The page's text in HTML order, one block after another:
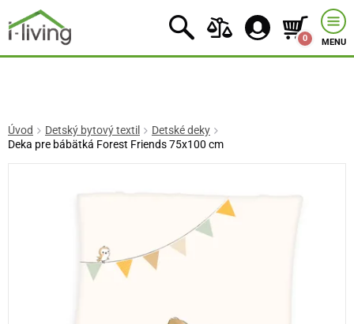
0 MENU
Úvod Detský bytový textil
Detské deky
Deka pre bábätká Forest Friends 75x100 cm